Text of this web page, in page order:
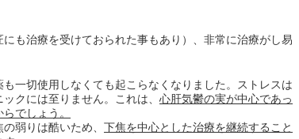
も治療を受けておられた事もあり）、非常に治療がし易
一切使用しなくても起こらなくなりました。ストレスは
クには至りません。これは、 心肝気鬱の実が中心であっ
でしょう。
弱りは酷いため、 下焦を中心とした治療を継続すること